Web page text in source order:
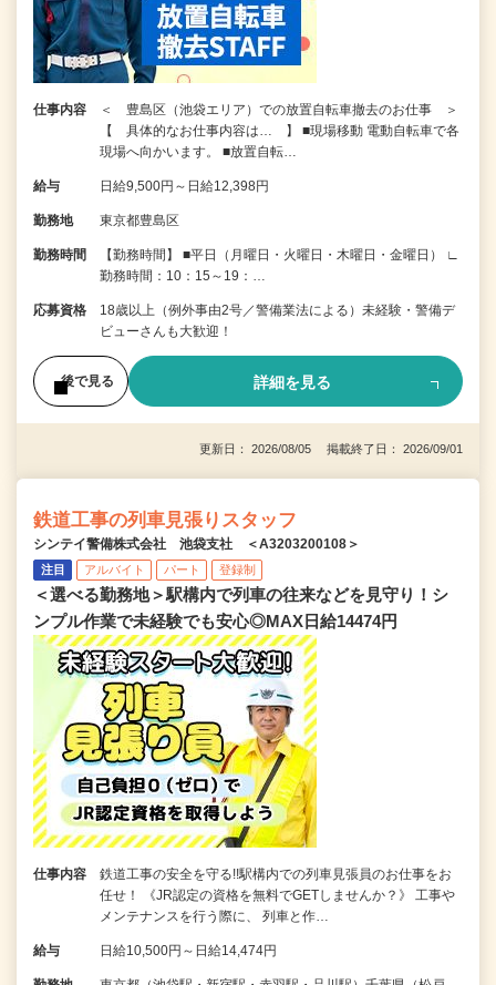
仕事内容
＜ 豊島区（池袋エリア）での放置自転車撤去のお仕事 ＞
【 具体的なお仕事内容は… 】 ■現場移動 電動自転車で各
現場へ向かいます。 ■放置自転…
給与 日給9,500円～日給12,398円
勤務地 東京都豊島区
勤務時間
【勤務時間】 ■平日（月曜日・火曜日・木曜日・金曜日） ∟
勤務時間：10：15～19：…
応募資格
18歳以上（例外事由2号／警備業法による）未経験・警備デ
ビューさんも大歓迎！
後で見る 詳細を見る
更新日： 2026/08/05 掲載終了日： 2026/09/01
鉄道工事の列車見張りスタッフ
シンテイ警備株式会社 池袋支社 ＜A3203200108＞
注目 アルバイト パート 登録制
＜選べる勤務地＞駅構内で列車の往来などを見守り！シ
ンプル作業で未経験でも安心◎MAX日給14474円
仕事内容
鉄道工事の安全を守る!!駅構内での列車見張員のお仕事をお
任せ！ 《JR認定の資格を無料でGETしませんか？》 工事や
メンテナンスを行う際に、 列車と作…
給与 日給10,500円～日給14,474円